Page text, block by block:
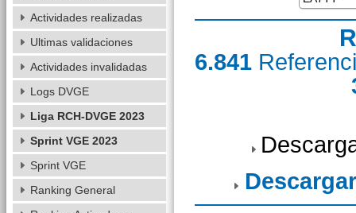
6.841
Actividades realizadas
Ultimas validaciones
Actividades invalidadas
Logs DVGE
Liga RCH-DVGE 2023
Sprint VGE 2023
Sprint VGE
Ranking General